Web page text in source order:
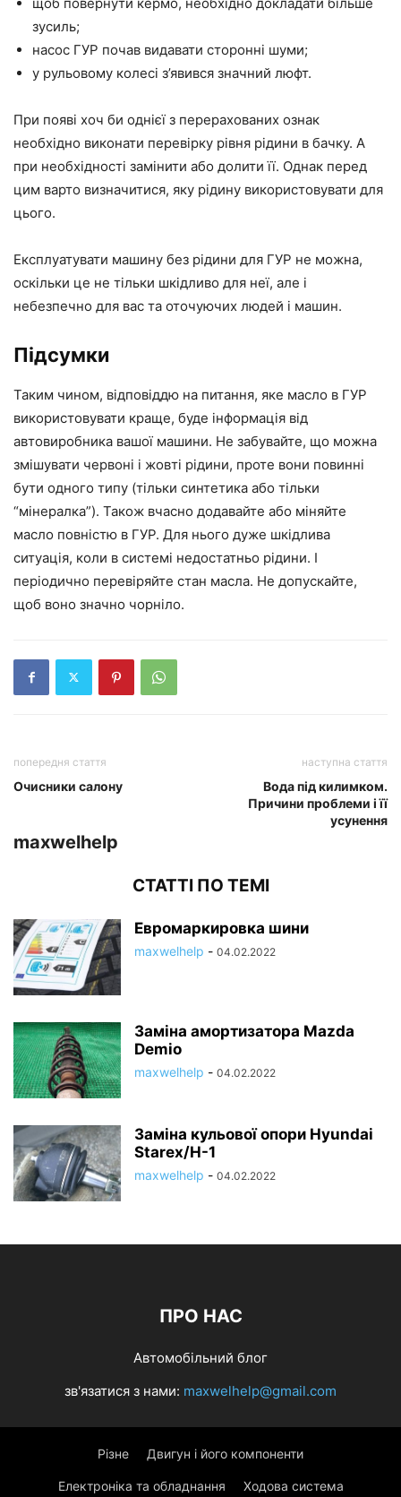
зусиль;
насос ГУР почав видавати сторонні шуми;
у рульовому колесі з’явився значний люфт.
При появі хоч би однієї з перерахованих ознак
необхідно виконати перевірку рівня рідини в бачку. А
при необхідності замінити або долити її. Однак перед
цим варто визначитися, яку рідину використовувати для
цього.
Експлуатувати машину без рідини для ГУР не можна,
оскільки це не тільки шкідливо для неї, але і
небезпечно для вас та оточуючих людей і машин.
Підсумки
Таким чином, відповіддю на питання, яке масло в ГУР
використовувати краще, буде інформація від
автовиробника вашої машини. Не забувайте, що можна
змішувати червоні і жовті рідини, проте вони повинні
бути одного типу (тільки синтетика або тільки
“мінералка”). Також вчасно додавайте або міняйте
масло повністю в ГУР. Для нього дуже шкідлива
ситуація, коли в системі недостатньо рідини. І
періодично перевіряйте стан масла. Не допускайте,
щоб воно значно чорніло.
попередня стаття
Очисники салону
наступна стаття
Вода під килимком.
Причини проблеми і її
усунення
maxwelhelp
СТАТТІ ПО ТЕМІ
Евромаркировка шини
maxwelhelp - 04.02.2022
Заміна амортизатора Mazda
Demio
maxwelhelp - 04.02.2022
Заміна кульової опори Hyundai
Starex/H-1
maxwelhelp - 04.02.2022
ПРО НАС
Автомобільний блог
зв'язатися з нами: maxwelhelp@gmail.com
Різне Двигун і його компоненти
Електроніка та обладнання Ходова система